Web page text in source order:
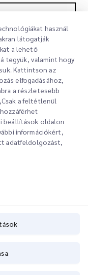
Adatvédelmi
használ
látogatják
a lehető
tegyük, valamint hogy
Kattintson az
elfogadásához,
a részletesebb
a feltétlenül
beállítások oldalon
információkért,
adatfeldolgozást,